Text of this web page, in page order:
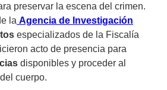
preservar la escena del crimen.
la Agencia de Investigación
especializados de la Fiscalía
acto de presencia para
disponibles y proceder al
del cuerpo.